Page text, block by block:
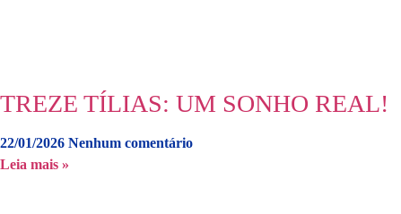
TREZE TÍLIAS: UM SONHO REAL!
22/01/2026 Nenhum comentário
Leia mais »